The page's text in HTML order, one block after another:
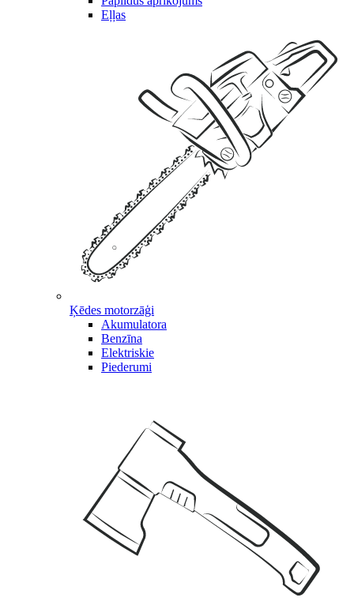
Eļļas
Ķēdes motorzāģi
Akumulatora
Benzīna
Elektriskie
Piederumi